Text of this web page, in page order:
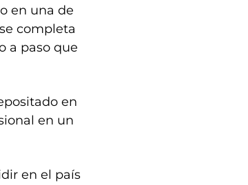
en una de
completa
a paso que
en
en un
en el país